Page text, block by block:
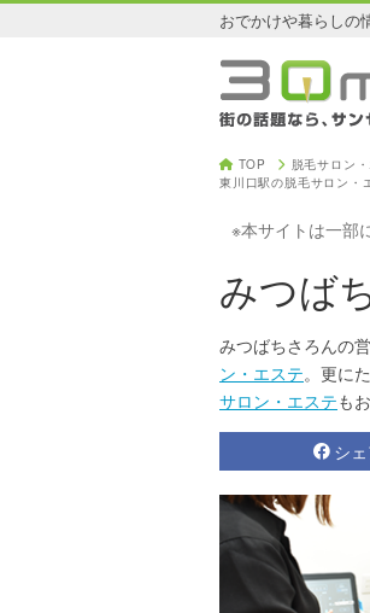
おでかけや暮らしの
TOP 脱毛サロン
東川口駅の脱毛サロン・
※本サイトは一部
みつば
みつばちさろんの
ン・エステ。更に
サロン・エステも
シ